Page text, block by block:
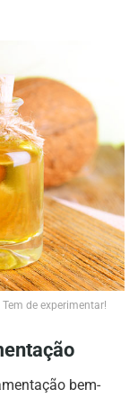
de experimentar!
bem-